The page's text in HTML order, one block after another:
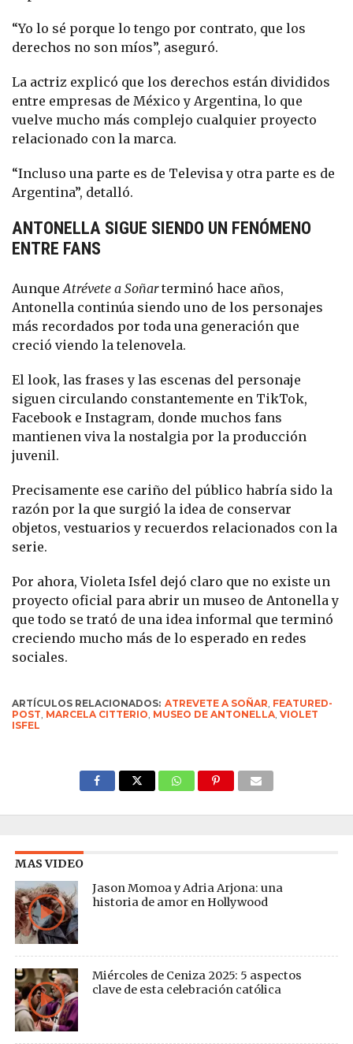
“Yo lo sé porque lo tengo por contrato, que los
derechos no son míos”, aseguró.
La actriz explicó que los derechos están divididos
entre empresas de México y Argentina, lo que
vuelve mucho más complejo cualquier proyecto
relacionado con la marca.
“Incluso una parte es de Televisa y otra parte es de
Argentina”, detalló.
ANTONELLA SIGUE SIENDO UN FENÓMENO
ENTRE FANS
AunqueAtrévete a Soñarterminó hace años,
Antonella continúa siendo uno de los personajes
más recordados por toda una generación que
creció viendo la telenovela.
El look, las frases y las escenas del personaje
siguen circulando constantemente en TikTok,
Facebook e Instagram, donde muchos fans
mantienen viva la nostalgia por la producción
juvenil.
Precisamente ese cariño del público habría sido la
razón por la que surgió la idea de conservar
objetos, vestuarios y recuerdos relacionados con la
serie.
Por ahora, Violeta Isfel dejó claro que no existe un
proyecto oficial para abrir un museo de Antonella y
que todo se trató de una idea informal que terminó
creciendo mucho más de lo esperado en redes
sociales.
ARTÍCULOS RELACIONADOS: ATREVETE A SOÑAR FEATURED-
POST MARCELA CITTERIO MUSEO DE ANTONELLA ,VIOLET
ISFEL
MAS VIDEO
Jason Momoa y Adria Arjona: una
historia de amor en Hollywood
Miércoles de Ceniza 2025: 5 aspectos
clave de esta celebración católica